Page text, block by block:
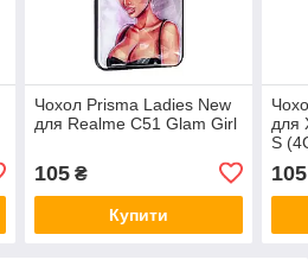
Чохол Prisma Ladies New
для Realme C51 Glam Girl
105₴
Купити
для
S
105